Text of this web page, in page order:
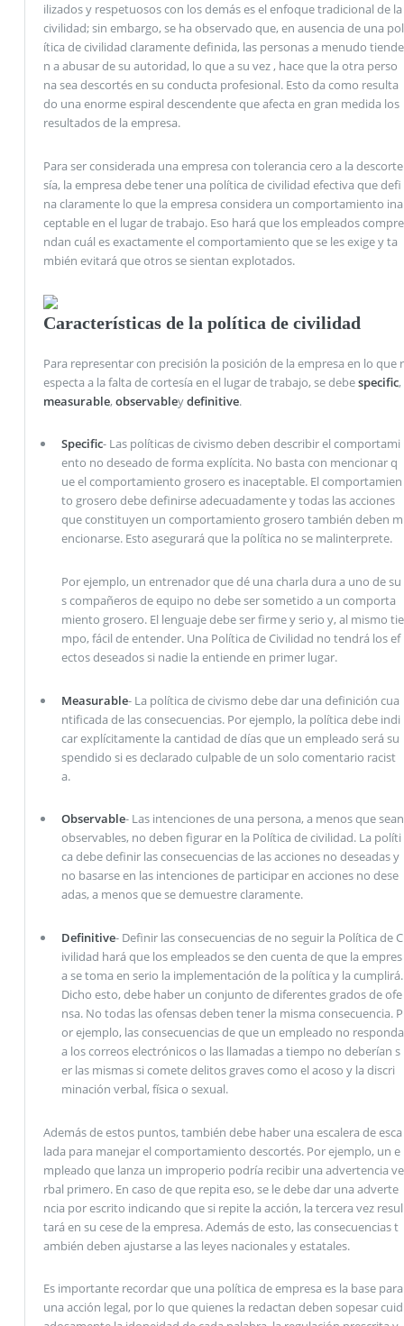
ilizados y respetuosos con los demás es el enfoque tradicional de la
civilidad; sin embargo, se ha observado que, en ausencia de una pol
ítica de civilidad claramente definida, las personas a menudo tiende
n a abusar de su autoridad, lo que a su vez , hace que la otra perso
na sea descortés en su conducta profesional. Esto da como resulta
do una enorme espiral descendente que afecta en gran medida los
resultados de la empresa.
Para ser considerada una empresa con tolerancia cero a la descorte
sía, la empresa debe tener una política de civilidad efectiva que defi
na claramente lo que la empresa considera un comportamiento ina
ceptable en el lugar de trabajo. Eso hará que los empleados compre
ndan cuál es exactamente el comportamiento que se les exige y ta
mbién evitará que otros se sientan explotados.
Características de la política de civilidad
Para representar con precisión la posición de la empresa en lo que r
especta a la falta de cortesía en el lugar de trabajo, se debespecific,
measurable, observableydefinitive.
Specific- Las políticas de civismo deben describir el comportami
ento no deseado de forma explícita. No basta con mencionar q
ue el comportamiento grosero es inaceptable. El comportamien
to grosero debe definirse adecuadamente y todas las acciones
que constituyen un comportamiento grosero también deben m
encionarse. Esto asegurará que la política no se malinterprete.
Por ejemplo, un entrenador que dé una charla dura a uno de su
s compañeros de equipo no debe ser sometido a un comporta
miento grosero. El lenguaje debe ser firme y serio y, al mismo tie
mpo, fácil de entender. Una Política de Civilidad no tendrá los ef
ectos deseados si nadie la entiende en primer lugar.
Measurable- La política de civismo debe dar una definición cua
ntificada de las consecuencias. Por ejemplo, la política debe indi
car explícitamente la cantidad de días que un empleado será su
spendido si es declarado culpable de un solo comentario racist
a.
Observable- Las intenciones de una persona, a menos que sean
observables, no deben figurar en la Política de civilidad. La políti
ca debe definir las consecuencias de las acciones no deseadas y
no basarse en las intenciones de participar en acciones no dese
adas, a menos que se demuestre claramente.
Definitive- Definir las consecuencias de no seguir la Política de C
ivilidad hará que los empleados se den cuenta de que la empres
a se toma en serio la implementación de la política y la cumplirá.
Dicho esto, debe haber un conjunto de diferentes grados de ofe
nsa. No todas las ofensas deben tener la misma consecuencia. P
or ejemplo, las consecuencias de que un empleado no responda
a los correos electrónicos o las llamadas a tiempo no deberían s
er las mismas si comete delitos graves como el acoso y la discri
minación verbal, física o sexual.
Además de estos puntos, también debe haber una escalera de esca
lada para manejar el comportamiento descortés. Por ejemplo, un e
mpleado que lanza un improperio podría recibir una advertencia ve
rbal primero. En caso de que repita eso, se le debe dar una adverte
ncia por escrito indicando que si repite la acción, la tercera vez resul
tará en su cese de la empresa. Además de esto, las consecuencias t
ambién deben ajustarse a las leyes nacionales y estatales.
Es importante recordar que una política de empresa es la base para
una acción legal, por lo que quienes la redactan deben sopesar cuid